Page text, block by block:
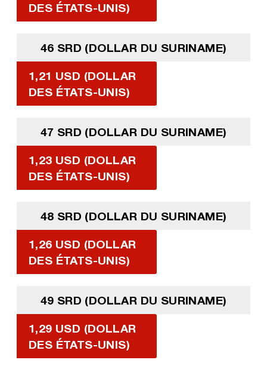
DES ÉTATS-UNIS)
46 SRD (DOLLAR DU SURINAME)
1,21 USD (DOLLAR
DES ÉTATS-UNIS)
47 SRD (DOLLAR DU SURINAME)
1,23 USD (DOLLAR
DES ÉTATS-UNIS)
48 SRD (DOLLAR DU SURINAME)
1,26 USD (DOLLAR
DES ÉTATS-UNIS)
49 SRD (DOLLAR DU SURINAME)
1,29 USD (DOLLAR
DES ÉTATS-UNIS)